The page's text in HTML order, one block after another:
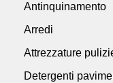
Antinquinamento
Arredi
Attrezzature
Detergenti